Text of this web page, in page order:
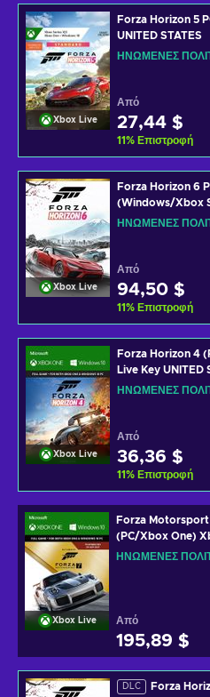
Xbox Live
Forza Horizon 5
UNITED STATES
ΗΝΩΜΈΝΕΣ
Από
27,44 $
11% Επιστροφή
Xbox Live
Forza Horizon 6
(Windows/Xbox
Key UNITED
ΗΝΩΜΈΝΕΣ
Από
94,50 $
11% Επιστροφή
Xbox Live
Forza Horizon 4
Live Key UNITED
ΗΝΩΜΈΝΕΣ
Από
36,36 $
11% Επιστροφή
Xbox Live
Forza
(PC/Xbox One)
STATES
ΗΝΩΜΈΝΕΣ
Από
195,89 $
DLC
Forza